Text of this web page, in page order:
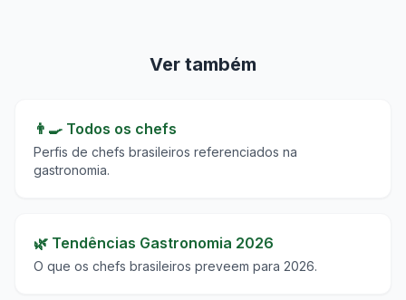
Ver também
👨‍🍳 Todos os chefs
Perfis de chefs brasileiros referenciados na
gastronomia.
🌿 Tendências Gastronomia 2026
O que os chefs brasileiros preveem para 2026.